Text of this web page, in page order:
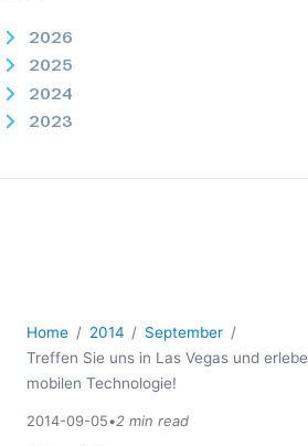
2026
2025
2024
2023
2021
2015
2014
Home 2014
September
Treffen Sie uns in Las Vegas und
mobilen Technologie!
2014-09-05•2 min read